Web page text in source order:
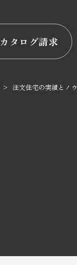
カタログ請求
注文住宅の実績とノ